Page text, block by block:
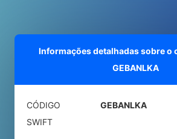
Informações detalhadas sobre o
GEBANLKA
CÓDIGO
SWIFT
GEBANLKA